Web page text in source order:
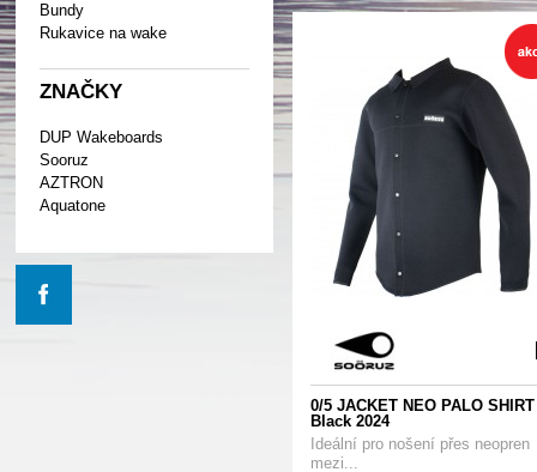
Bundy
Rukavice na wake
ZNAČKY
DUP Wakeboards
Sooruz
AZTRON
Aquatone
0/5 JACKET NEO PALO SHIRT
Black 2024
Ideální pro nošení přes neopren
mezi...